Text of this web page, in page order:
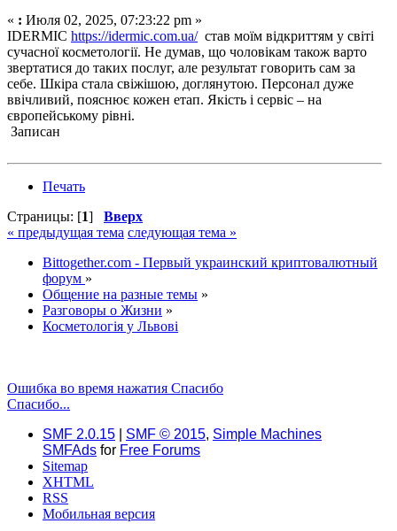
« : Июля 02, 2025, 07:23:22 pm »
IDERMIC https://idermic.com.ua/став моїм відкриттям у світі
сучасної косметології. Не думав, що чоловікам також варто
звертатися до таких послуг, але результат говорить сам за
себе. Шкіра стала свіжішою, доглянутою. Персонал дуже
ввічливий, пояснює кожен етап. Якість і сервіс – на
європейському рівні.
Записан
Печать
Страницы: [1] Вверх
« предыдущая тема следующая тема »
Bittogether.com - Первый украинский криптовалютный
форум »
Общение на разные темы »
Разговоры о Жизни »
Косметологія у Львові
Ошибка во время нажатия Спасибо
Спасибо...
SMF 2.0.15
SMF © 2015, Simple Machines
SMFAds for Free Forums
Sitemap
XHTML
RSS
Мобильная версия